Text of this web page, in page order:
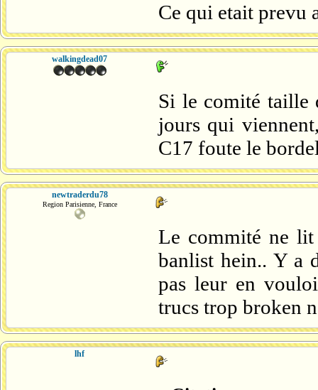
Ce qui etait prevu
walkingdead07
Si le comité taille
jours qui
C17 foute le
newtraderdu78
Region Parisienne, France
Le commité ne lit
banlist hein.. Y a
pas leur en
trucs trop broken
lhf